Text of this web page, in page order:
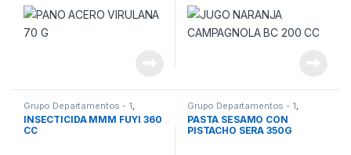
Grupo Departamentos - 1
INSECTICIDA
INSECTICIDA MMM FUYI 360
CC
Grupo Departamentos - 1
PASTA SESAMO
PASTA SESAMO CON
PISTACHO SERA 350G